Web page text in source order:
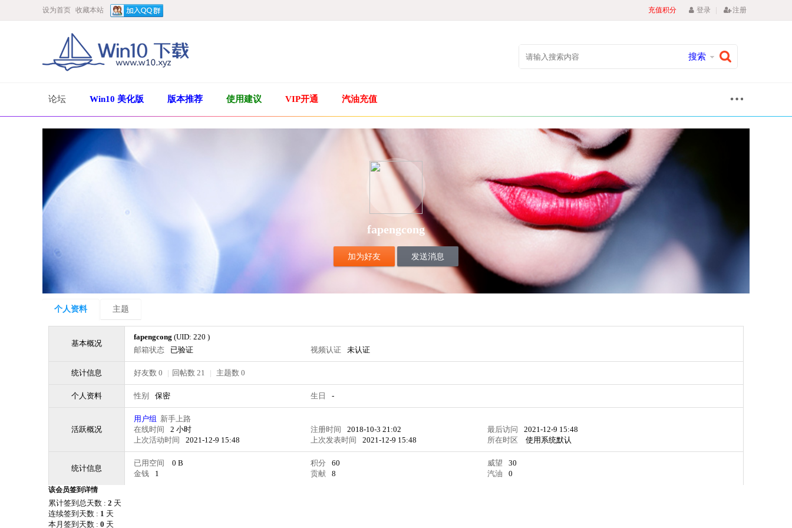
设为首页 收藏本站 充值积分 登录 | 注册
搜索
论坛 Win10 美化版 版本推荐 使用建议 VIP开通 汽油充值
fapengcong
加为好友 发送消息
个人资料 主题
基本概况
fapengcong (UID: 220 )
邮箱状态
已验证 视频认证 未认证
统计信息 好友数 0 | 回帖数 21 | 主题数 0
个人资料 性别 保密 生日 -
活跃概况
用户组 新手上路
在线时间
2 小时 注册时间 2018-10-3 21:02 最后访问
2021-12-9 15:48
上次活动时间
2021-12-9 15:48 上次发表时间 2021-12-9 15:48 所在时区 使用系统默认
统计信息
已用空间 0 B 积分 60 威望
30
金钱
1 贡献 8 汽油 0
该会员签到详情
累计签到总天数 : 2 天
连续签到天数 : 1 天
本月签到天数 : 0 天